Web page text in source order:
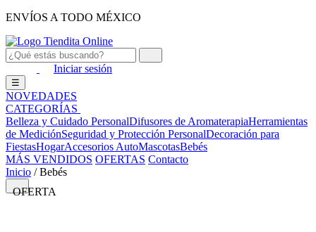
ENVÍOS A TODO MÉXICO
Iniciar sesión
☰
NOVEDADES
CATEGORÍAS
Belleza y Cuidado PersonalDifusores de AromaterapiaHerramientas
de MediciónSeguridad y Protección PersonalDecoración para
FiestasHogarAccesorios AutoMascotasBebés
MÁS VENDIDOS OFERTAS Contacto
Inicio / Bebés
OFERTA